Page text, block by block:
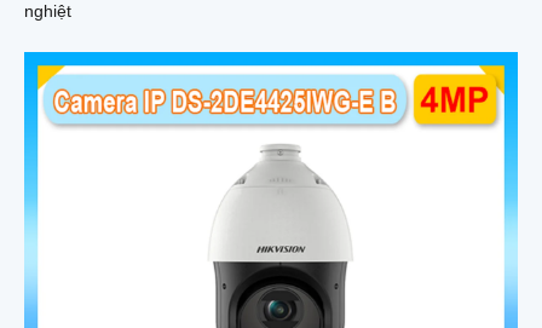
nghiệt